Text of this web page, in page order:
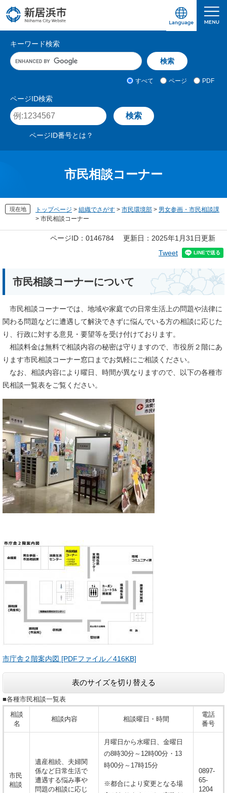
ー
ニ
愛媛県新居浜市ホームページ｜四国屈指の臨海
キーワード検索
キ
ー
ド
力
すべて ページ PDF
ページID検索
ペ
ー
D
ページID番号とは？
市民相談コーナー
現在地 トップページ > 組織でさがす > 市民環境部 > 男女参画・市民相談課
> 市民相談コーナー
ページID：0146784
更新日：2025年1月31日更新
Tweet
市民相談コーナーについて
市民相談コーナーでは、地域や家庭での日常生活上の問題や法律に
関わる問題などに遭遇して解決できずに悩んでいる方の相談に応じた
り、行政に対する意見・要望等を受け付けております。
相談料金は無料で相談内容の秘密は守りますので、市役所２階にあ
ります市民相談コーナー窓口までお気軽にご相談ください。
なお、相談内容により曜日、時間が異なりますので、以下の各種市
民相談一覧表をご覧ください。
市庁舎２階案内図 [PDFファイル／416KB]
表のサイズを切り替える
■各種市民相談一覧表
相談
名
相談内容 相談曜日・時間
電話
番号
市民
相談
遺産相続、夫婦関
係など日常生活で
遭遇する悩み事や
問題の相談に応じ
月曜日から水曜日、金曜日
の8時30分～12時00分・13
時00分～17時15分
※都合により変更となる場
0897-
65-
1204